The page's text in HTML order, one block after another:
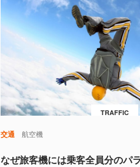
TRAFFIC
交通 航空機
なぜ旅客機には乗客全員分のパ